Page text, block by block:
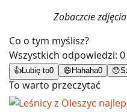
Zobaczcie
Co o tym myślisz?
Wszystkich odpowiedzi: 0
👍 Lubię to0 😄 Hahaha0 😯
To warto przeczytać